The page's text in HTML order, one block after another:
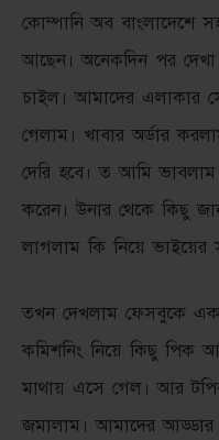
কোম্পানি অব বাংলাদেশে
আছেন। অনেকদিন পর
চাইল। আমাদের এলাকার
গেলাম। খাবার অর্ডার
দেরি হবে। ত আমি
করেন। উনার থেকে কিছু
লাগলাম কি নিয়ে
তখন দেখলাম ফেসবুকে এক
কমিশনিং নিয়ে কিছু পিক
মাথায় এসে গেল। আর
জমালাম। আমাদের